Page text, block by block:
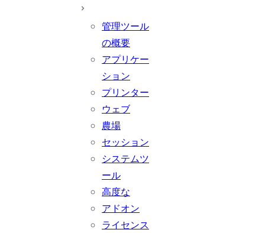
管理ツール
の概要
アプリケー
ション
プリンター
ウェブ
農場
セッション
システムツ
ール
高度な
アドオン
ライセンス